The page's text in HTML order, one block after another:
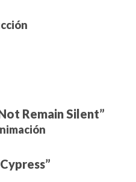
Remain Silent”